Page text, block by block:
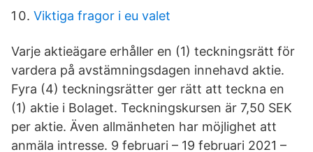
Viktiga fragor i eu valet
Varje aktieägare erhåller en (1) teckningsrätt för
vardera på avstämningsdagen innehavd aktie.
Fyra (4) teckningsrätter ger rätt att teckna en
(1) aktie i Bolaget. Teckningskursen är 7,50 SEK
per aktie. Även allmänheten har möjlighet att
anmäla intresse. 9 februari – 19 februari 2021 –